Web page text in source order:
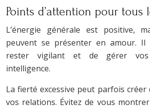
Points d’attention pour tous
L’énergie générale est positive,
peuvent se présenter en amour.
rester vigilant et de gérer vos
intelligence.
La fierté excessive peut parfois créer
vos relations. Évitez de vous